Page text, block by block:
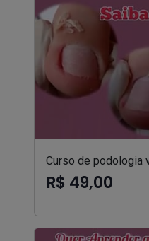
Curso de podologia
R$ 49,00